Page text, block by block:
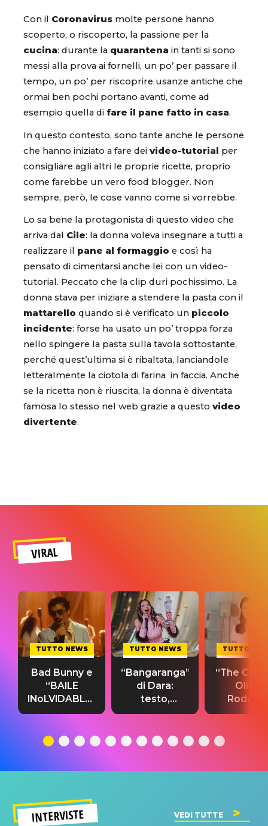
Con il Coronavirus molte persone hanno
scoperto, o riscoperto, la passione per la
cucina: durante la quarantena in tanti si sono
messi alla prova ai fornelli, un po’ per passare il
tempo, un po’ per riscoprire usanze antiche che
ormai ben pochi portano avanti, come ad
esempio quella di fare il pane fatto in casa.
In questo contesto, sono tante anche le persone
che hanno iniziato a fare dei video-tutorial per
consigliare agli altri le proprie ricette, proprio
come farebbe un vero food blogger. Non
sempre, però, le cose vanno come si vorrebbe.
Lo sa bene la protagonista di questo video che
arriva dal Cile: la donna voleva insegnare a tutti a
realizzare il pane al formaggio e così ha
pensato di cimentarsi anche lei con un video-
tutorial. Peccato che la clip duri pochissimo. La
donna stava per iniziare a stendere la pasta con il
mattarello quando si è verificato un piccolo
incidente: forse ha usato un po’ troppa forza
nello spingere la pasta sulla tavola sottostante,
perché quest’ultima si è ribaltata, lanciandole
letteralmente la ciotola di farina in faccia. Anche
se la ricetta non è riuscita, la donna è diventata
famosa lo stesso nel web grazie a questo video
divertente.
VIRAL
TUTTO NEWS
Bad Bunny e
“BAILE
INoLVIDABLE”:
testo,
significato
TUTTO NEWS
“Bangaranga”
di Dara:
testo,
traduzione e
del singolo
TUTTO
“The
Olivia
testo,
INTERVISTE VEDI TUTTE